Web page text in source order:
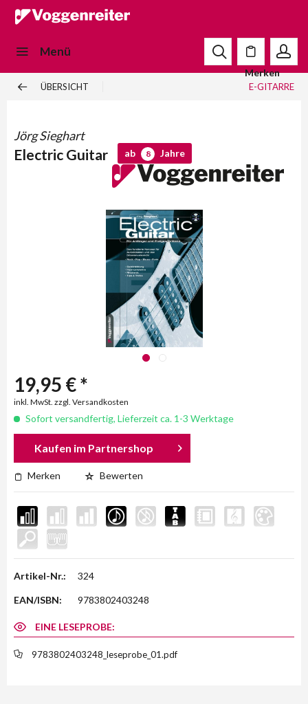
Menü
Merken
ÜBERSICHT E-GITARRE
Jörg Sieghart
Electric Guitar ab 8 Jahre
19,95 € *
inkl. MwSt. zzgl. Versandkosten
Sofort versandfertig, Lieferzeit ca. 1-3 Werktage
Kaufen im Partnershop
Merken Bewerten
Artikel-Nr.: 324
EAN/ISBN: 9783802403248
EINE LESEPROBE:
9783802403248_leseprobe_01.pdf